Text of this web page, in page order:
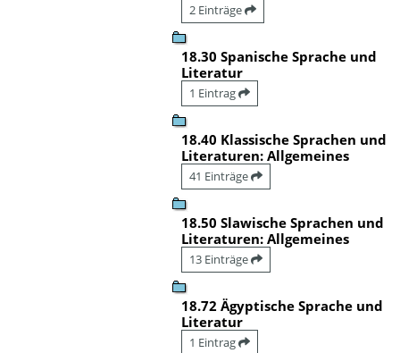
2 Einträge
18.30 Spanische Sprache und
Literatur
1 Eintrag
18.40 Klassische Sprachen und
Literaturen: Allgemeines
41 Einträge
18.50 Slawische Sprachen und
Literaturen: Allgemeines
13 Einträge
18.72 Ägyptische Sprache und
Literatur
1 Eintrag